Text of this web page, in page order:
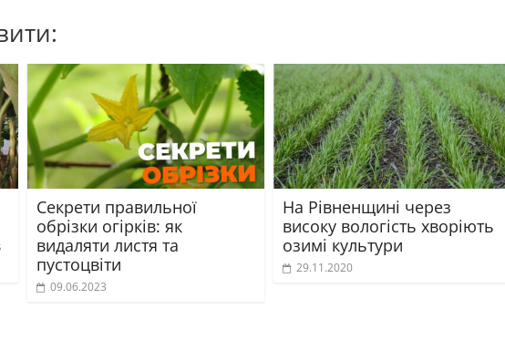
Секрети правильної
обрізки огірків: як
видаляти листя та
пустоцвіти
09.06.2023
На Рівненщині через
високу вологість хворіють
озимі культури
29.11.2020